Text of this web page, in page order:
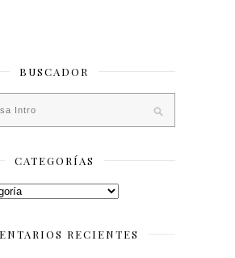
BUSCADOR
CATEGORÍAS
RECIENTES